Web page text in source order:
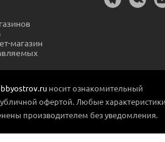
магазин
носит ознакомительный
офертой. Любые
производителем без уведомления.